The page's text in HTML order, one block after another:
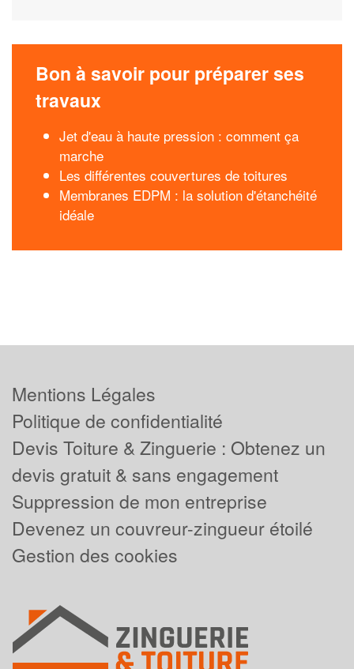
Bon à savoir pour préparer ses
travaux
Jet d'eau à haute pression : comment ça
marche
Les différentes couvertures de toitures
Membranes EDPM : la solution d'étanchéité
idéale
Mentions Légales
Politique de confidentialité
Devis Toiture & Zinguerie : Obtenez un
devis gratuit & sans engagement
Suppression de mon entreprise
Devenez un couvreur-zingueur étoilé
Gestion des cookies